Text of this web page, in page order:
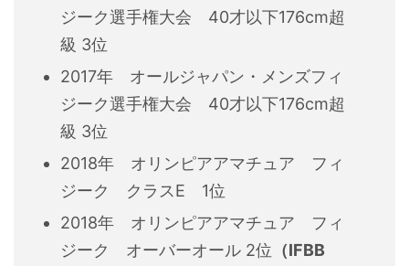
ジーク選手権大会 40才以下176cm超
級 3位
2017年 オールジャパン・メンズフィ
ジーク選手権大会 40才以下176cm超
級 3位
2018年 オリンピアアマチュア フィ
ジーク クラスE 1位
2018年 オリンピアアマチュア フィ
ジーク オーバーオール 2位 （IFBB